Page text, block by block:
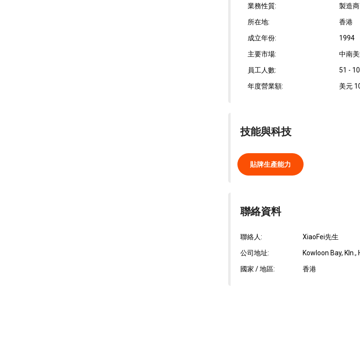
業務性質: 製造商
所在地: 香港
成立年份: 1994
主要市場: 中南
員工人數: 51 -
年度營業額: 美元
技能與科技
貼牌生產能力
聯絡資料
聯絡人: XiaoFei先生
公司地址: Kowloon Bay,
國家 / 地區: 香港